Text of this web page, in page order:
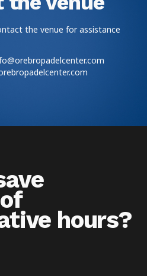
the venue for assistance
hours?